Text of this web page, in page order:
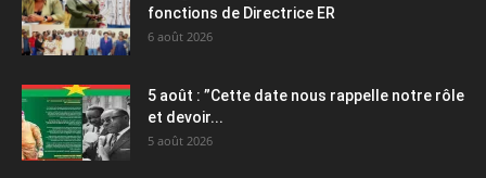
fonctions de Directrice ER
6 août 2026
5 août : ”Cette date nous rappelle notre rôle
et devoir...
5 août 2026